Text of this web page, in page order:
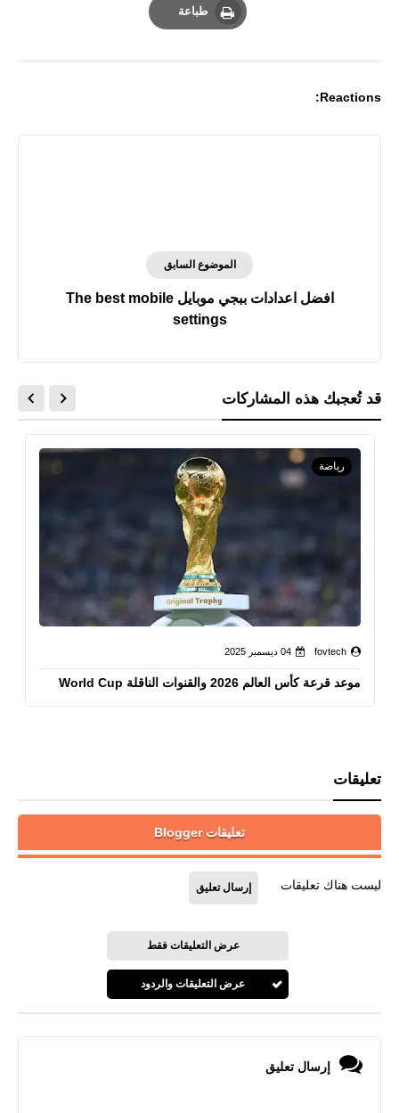
طباعة
Reactions:
الموضوع السابق
افضل اعدادات ببجي موبايل The best mobile
settings
قد تُعجبك هذه المشاركات
رياضة
fovtech 04 ديسمبر 2025
موعد قرعة كأس العالم 2026 والقنوات الناقلة World Cup
تعليقات
تعليقات Blogger
ليست هناك تعليقات إرسال تعليق
عرض التعليقات فقط
عرض التعليقات والردود
إرسال تعليق